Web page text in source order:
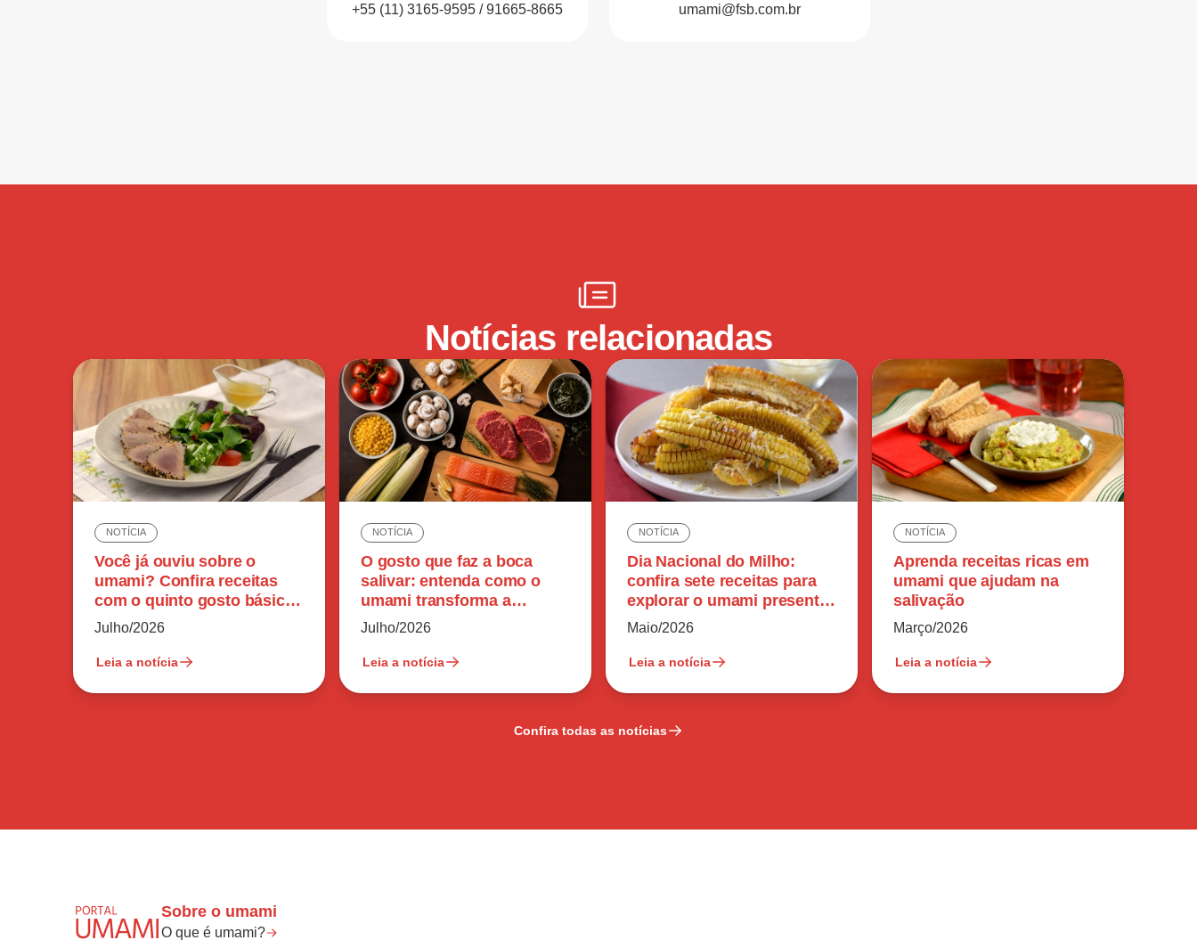
+55 (11) 3165-9595 / 91665-8665 umami@fsb.com.br
Notícias relacionadas
NOTÍCIA
Você já ouviu sobre o
umami? Confira receitas
com o quinto gosto básico
do paladar humano
Julho/2026
Leia a notícia
NOTÍCIA
O gosto que faz a boca
salivar: entenda como o
umami transforma a
percepção dos alimentos
Julho/2026
Leia a notícia
NOTÍCIA
Dia Nacional do Milho:
confira sete receitas para
explorar o umami presente
no ingrediente
Maio/2026
Leia a notícia
NOTÍCIA
Aprenda receitas ricas em
umami que ajudam na
salivação
Março/2026
Leia a notícia
Confira todas as notícias
Sobre o umami
O que é umami?